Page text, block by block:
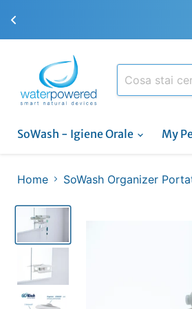
SoWash - Igiene Orale
My
Home SoWash Organizer